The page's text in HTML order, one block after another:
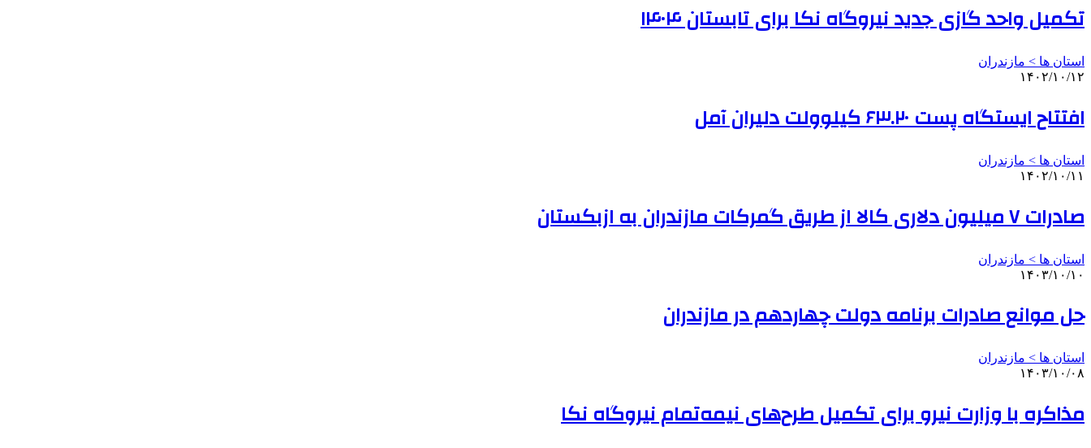
تکمیل واحد گازی جدید نیروگاه نکا برای تابستان ۱۴۰۴
استان ها > مازندران
۱۴۰۲/۱۰/۱۲
افتتاح ایستگاه پست ۶۳.۲۰ کیلوولت دلیران آمل
استان ها > مازندران
۱۴۰۲/۱۰/۱۱
صادرات ۷ میلیون دلاری کالا از طریق گمرکات مازندران به ازبکستان
استان ها > مازندران
۱۴۰۳/۱۰/۱۰
حل موانع صادرات برنامه دولت چهاردهم در مازندران
استان ها > مازندران
۱۴۰۳/۱۰/۰۸
مذاکره با وزارت نیرو برای تکمیل طرح‌های نیمه‌تمام نیروگاه نکا